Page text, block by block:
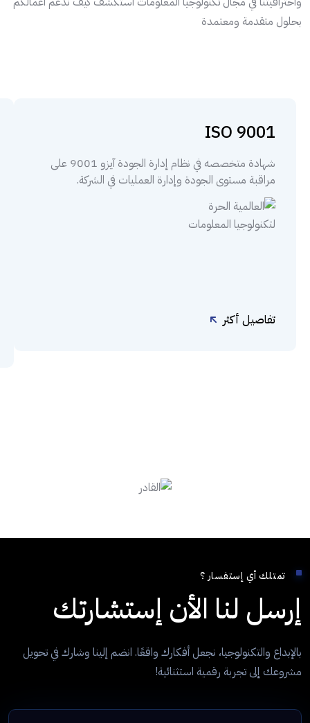
بحلول متقدمة ومعتمدة
ISO 9001
شهادة متخصصه في نظام إدارة الجودة آيزو 9001 على
مراقبة مستوى الجودة وإدارة العمليات في الشركة.
تفاصيل أكثر
تمتلك أي إستفسار ؟
إرسل لنا الأن إستشارتك
بالإبداع والتكنولوجيا، نجعل أفكارك واقعًا. انضم إلينا وشارك في تحويل
مشروعك إلى تجربة رقمية استثنائية!